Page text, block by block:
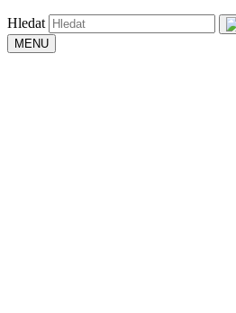
Hledat
MENU